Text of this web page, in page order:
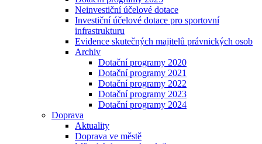
Neinvestiční účelové dotace
Investiční účelové dotace pro sportovní
infrastrukturu
Evidence skutečných majitelů právnických osob
Archiv
Dotační programy 2020
Dotační programy 2021
Dotační programy 2022
Dotační programy 2023
Dotační programy 2024
Doprava
Aktuality
Doprava ve městě